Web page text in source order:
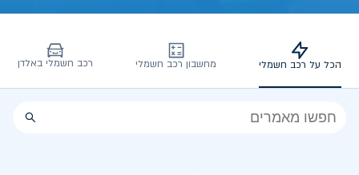
הכל על רכב חשמלי מחשבון רכב חשמלי רכב חשמלי באלדן
הכל